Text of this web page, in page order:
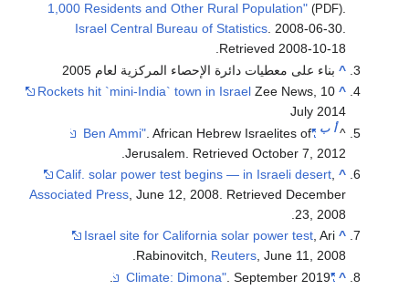
1,000 Residents and
Israel Central Bureau
المركزية لعام 2005
Rockets hit `mini-India`
. African
Jerusalem
.
Calif. solar power test
Associated Press, June 12,
Israel site for